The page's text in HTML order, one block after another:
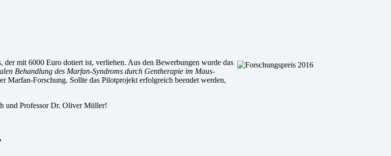
mit 6000 Euro dotiert ist, verliehen. Aus den Bewerbungen wurde das
Behandlung des Marfan-Syndroms durch Gentherapie im Maus-
Marfan-Forschung. Sollte das Pilotprojekt erfolgreich beendet werden,
und Professor Dr. Oliver Müller!